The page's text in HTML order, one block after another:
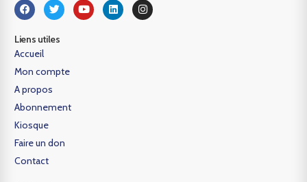
Liens utiles
Accueil
Mon compte
A propos
Abonnement
Kiosque
Faire un don
Contact